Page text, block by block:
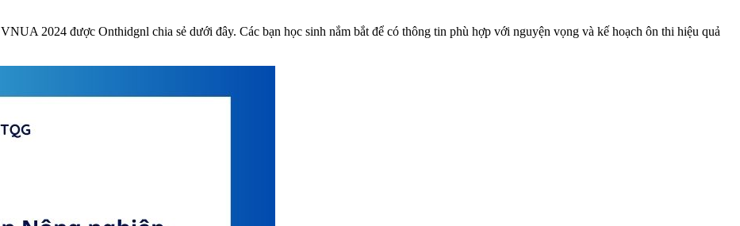
VNUA 2024 được Onthidgnl chia sẻ dưới đây. Các bạn học sinh nắm bắt để có thông tin phù hợp với nguyện vọng và kế hoạch ôn thi hiệu quả